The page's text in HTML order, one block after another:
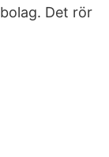
Det rör